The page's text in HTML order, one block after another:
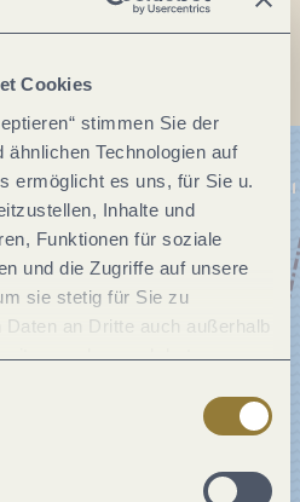
Cookies
stimmen Sie der
Technologien auf
ermöglicht es uns, für Sie u.
Inhalte und
Funktionen für soziale
und die Zugriffe auf unsere
sie stetig für Sie zu
an Dritte auch außerhalb
und dort
Mit der Auswahl "Alle
in der Nutzung